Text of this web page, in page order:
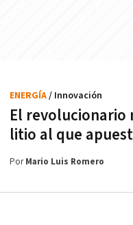
El
litio al que
ENERGÍA/ Innovación
PorMario Luis Romero